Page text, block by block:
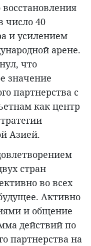
число 40
и усилением
арене.
что
значение
партнерства с
как центр
Азией.
стран
во всех
Активно
и общение
действий по
партнерства на